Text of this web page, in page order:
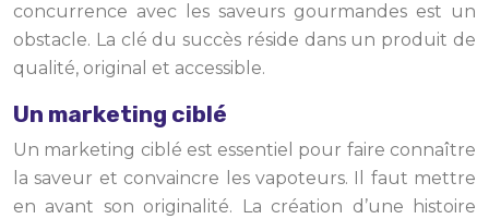
concurrence avec les saveurs gourmandes est un
obstacle. La clé du succès réside dans un produit de
qualité, original et accessible.
Un marketing ciblé
Un marketing ciblé est essentiel pour faire connaître
la saveur et convaincre les vapoteurs. Il faut mettre
en avant son originalité. La création d’une histoire